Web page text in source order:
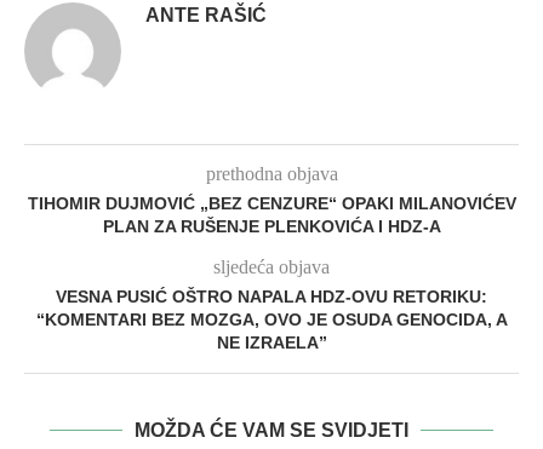
ANTE RAŠIĆ
prethodna objava
TIHOMIR DUJMOVIĆ „BEZ CENZURE“ OPAKI MILANOVIĆEV
PLAN ZA RUŠENJE PLENKOVIĆA I HDZ-A
sljedeća objava
VESNA PUSIĆ OŠTRO NAPALA HDZ-OVU RETORIKU:
“KOMENTARI BEZ MOZGA, OVO JE OSUDA GENOCIDA, A
NE IZRAELA”
MOŽDA ĆE VAM SE SVIDJETI